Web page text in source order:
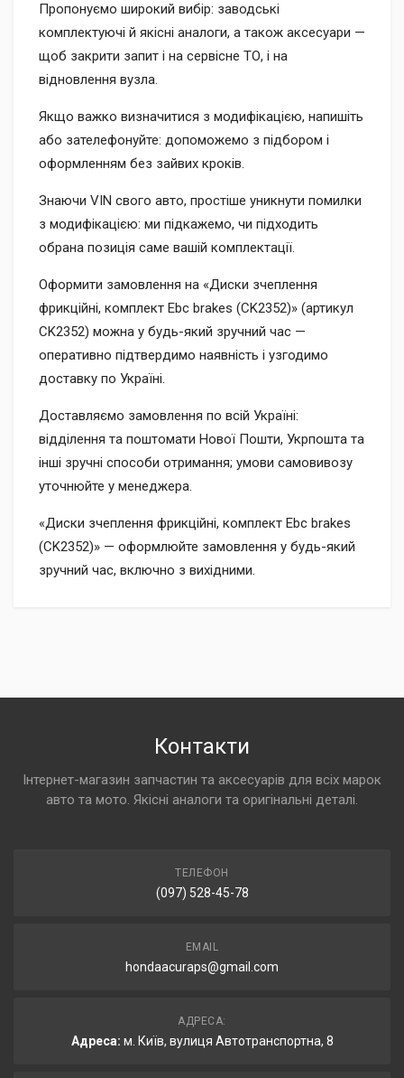
Пропонуємо широкий вибір: заводські
комплектуючі й якісні аналоги, а також аксесуари —
щоб закрити запит і на сервісне ТО, і на
відновлення вузла.
Якщо важко визначитися з модифікацією, напишіть
або зателефонуйте: допоможемо з підбором і
оформленням без зайвих кроків.
Знаючи VIN свого авто, простіше уникнути помилки
з модифікацією: ми підкажемо, чи підходить
обрана позиція саме вашій комплектації.
Оформити замовлення на «Диски зчеплення
фрикційні, комплект Ebc brakes (CK2352)» (артикул
CK2352) можна у будь-який зручний час —
оперативно підтвердимо наявність і узгодимо
доставку по Україні.
Доставляємо замовлення по всій Україні:
відділення та поштомати Нової Пошти, Укрпошта та
інші зручні способи отримання; умови самовивозу
уточнюйте у менеджера.
«Диски зчеплення фрикційні, комплект Ebc brakes
(CK2352)» — оформлюйте замовлення у будь-який
зручний час, включно з вихідними.
Контакти
Інтернет-магазин запчастин та аксесуарів для всіх марок
авто та мото. Якісні аналоги та оригінальні деталі.
ТЕЛЕФОН
(097) 528-45-78
EMAIL
hondaacuraps@gmail.com
АДРЕСА:
Адреса: м. Київ, вулиця Автотранспортна, 8